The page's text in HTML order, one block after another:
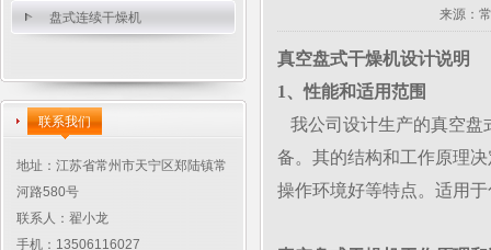
盘式连续干燥机
联系我们
地址：江苏省常州市天宁区郑陆镇常
河路580号
联系人：翟小龙
手机：13506116027
来源：
真空盘式干燥机设计说明
1、性能和适用范围
我公司设计生产的真空盘
备。其的结构和工作原理
操作环境好等特点。适用